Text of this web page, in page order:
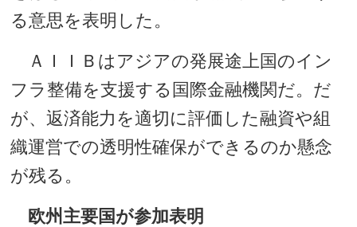
る意思を表明した。
ＡＩＩＢはアジアの発展途上国のイン
フラ整備を支援する国際金融機関だ。だ
が、返済能力を適切に評価した融資や組
織運営での透明性確保ができるのか懸念
が残る。
欧州主要国が参加表明